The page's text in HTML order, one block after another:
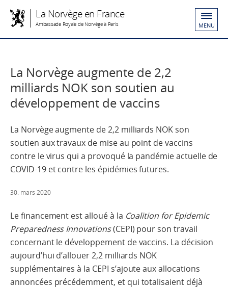
La Norvège en France
Ambassade Royale de Norvège à Paris MENU
La Norvège augmente de 2,2
milliards NOK son soutien au
développement de vaccins
La Norvège augmente de 2,2 milliards NOK son
soutien aux travaux de mise au point de vaccins
contre le virus qui a provoqué la pandémie actuelle de
COVID-19 et contre les épidémies futures.
30. mars 2020
Le financement est alloué à la Coalition for Epidemic
Preparedness Innovations(CEPI) pour son travail
concernant le développement de vaccins. La décision
aujourd’hui d’allouer 2,2 milliards NOK
supplémentaires à la CEPI s’ajoute aux allocations
annoncées précédemment, et qui totalisaient déjà